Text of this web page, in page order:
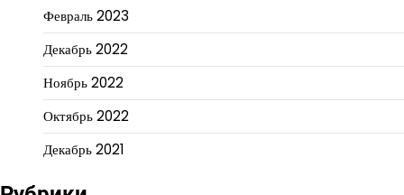
Февраль 2023
Декабрь 2022
Ноябрь 2022
Октябрь 2022
Декабрь 2021